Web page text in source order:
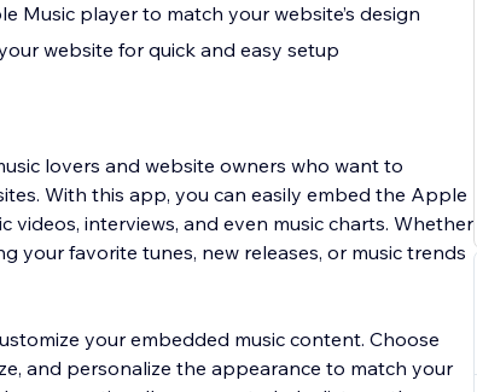
Music player to match your website’s design
website for quick and easy setup
lovers and website owners who want to
With this app, you can easily embed the Apple
videos, interviews, and even music charts. Whether
your favorite tunes, new releases, or music trends
your embedded music content. Choose
and personalize the appearance to match your